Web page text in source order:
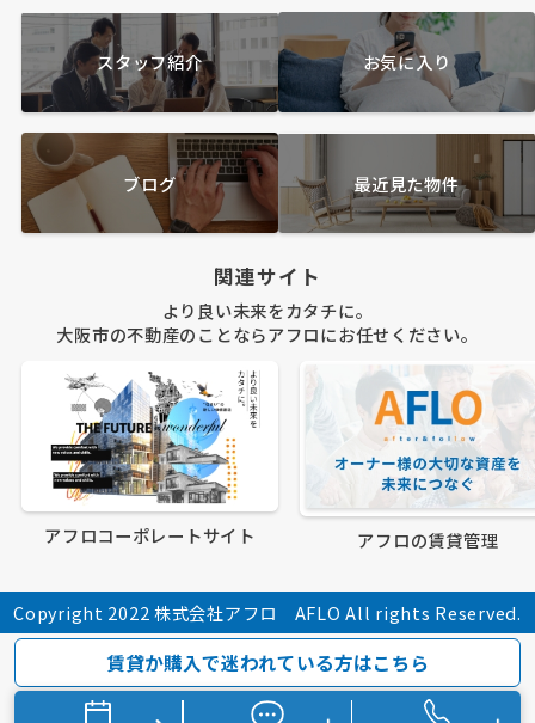
スタッフ紹介 お気に入り
ブログ 最近見た物件
関連サイト
より良い未来をカタチに。
大阪市の不動産のことならアフロにお任せください。
アフロコーポレートサイト アフロの賃貸管理
Copyright 2022 株式会社アフロ AFLO All rights Reserved.
賃貸か購入で迷われている方はこちら